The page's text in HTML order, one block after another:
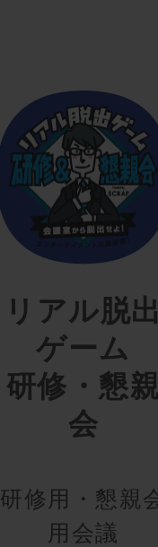
リアル脱
ゲーム
研修・懇
会
研修用・懇親
用会議